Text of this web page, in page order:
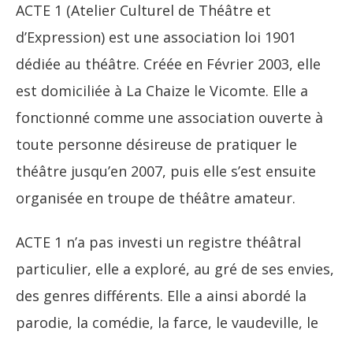
ACTE 1 (Atelier Culturel de Théâtre et
d’Expression) est une association loi 1901
dédiée au théâtre. Créée en Février 2003, elle
est domiciliée à La Chaize le Vicomte. Elle a
fonctionné comme une association ouverte à
toute personne désireuse de pratiquer le
théâtre jusqu’en 2007, puis elle s’est ensuite
organisée en troupe de théâtre amateur.
ACTE 1 n’a pas investi un registre théâtral
particulier, elle a exploré, au gré de ses envies,
des genres différents. Elle a ainsi abordé la
parodie, la comédie, la farce, le vaudeville, le